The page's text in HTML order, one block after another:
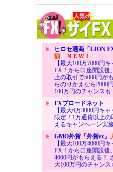
ヒロセ通商「LION
額ＮＥＷ！
【最大100万7000円
FX！から口座開設後
上の取引で5000円が
らのりかえなら2000
100万円のチャンスも
FXブロードネット
【最大6万3000円キ
限定！1万通貨以上の
えるキャンペーン実
GMO外貨「外貨ex」
【最大100万4000円
FX！から口座開設後
4000円がもらえる！
大100万円のチャンス